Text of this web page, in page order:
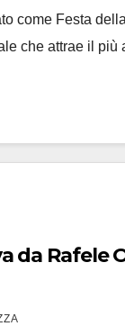
come Festa
che attrae il più
da Rafele